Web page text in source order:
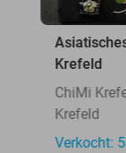
Krefeld
ChiMi
Krefeld
Verkocht: 5